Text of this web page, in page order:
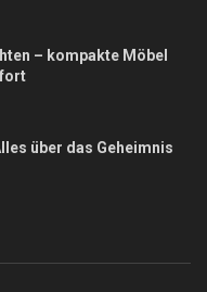
– kompakte Möbel
über das Geheimnis